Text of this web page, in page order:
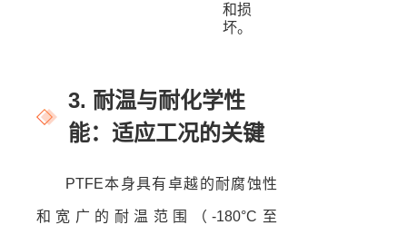
和损
坏。
3. 耐温与耐化学性
能：适应工况的关键
PTFE本身具有卓越的耐腐蚀性
和宽广的耐温范围（-180°C至